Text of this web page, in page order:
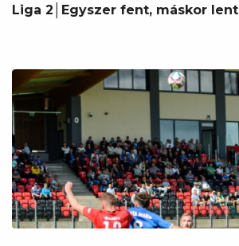
Liga 2│Egyszer fent, máskor lent